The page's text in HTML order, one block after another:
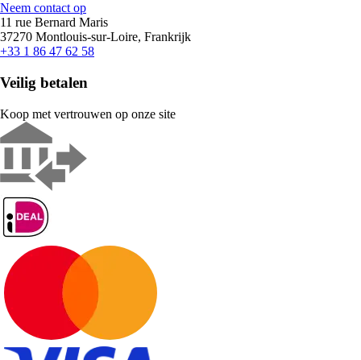
Neem contact op
11 rue Bernard Maris
37270 Montlouis-sur-Loire, Frankrijk
+33 1 86 47 62 58
Veilig betalen
Koop met vertrouwen op onze site